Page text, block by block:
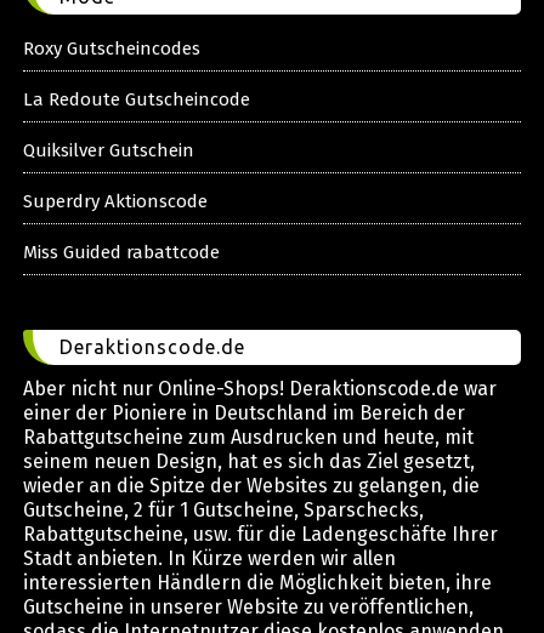
Roxy Gutscheincodes
La Redoute Gutscheincode
Quiksilver Gutschein
Superdry Aktionscode
Miss Guided rabattcode
Deraktionscode.de
Aber nicht nur Online-Shops! Deraktionscode.de war
einer der Pioniere in Deutschland im Bereich der
Rabattgutscheine zum Ausdrucken und heute, mit
seinem neuen Design, hat es sich das Ziel gesetzt,
wieder an die Spitze der Websites zu gelangen, die
Gutscheine, 2 für 1 Gutscheine, Sparschecks,
Rabattgutscheine, usw. für die Ladengeschäfte Ihrer
Stadt anbieten. In Kürze werden wir allen
interessierten Händlern die Möglichkeit bieten, ihre
Gutscheine in unserer Website zu veröffentlichen,